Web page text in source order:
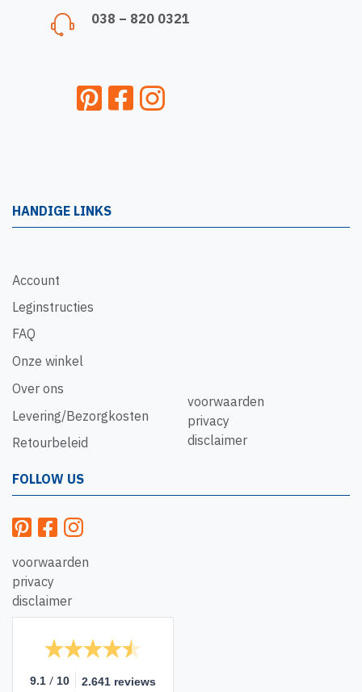
038 – 820 0321
HANDIGE LINKS
Account
Leginstructies
FAQ
Onze winkel
Over ons
Levering/Bezorgkosten
Retourbeleid
voorwaarden
privacy
disclaimer
FOLLOW US
voorwaarden
privacy
disclaimer
9.1 / 10 2.641 reviews